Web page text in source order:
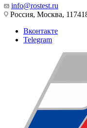
info@rostest.ru
Россия, Москва,
Вконтакте
Telegram